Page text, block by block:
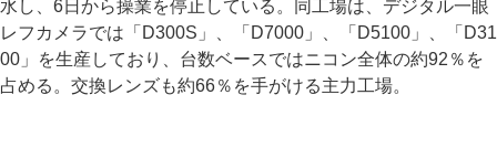
水し、6日から操業を停止している。同工場は、デジタル一眼
レフカメラでは「D300S」、「D7000」、「D5100」、「D31
00」を生産しており、台数ベースではニコン全体の約92％を
占める。交換レンズも約66％を手がける主力工場。